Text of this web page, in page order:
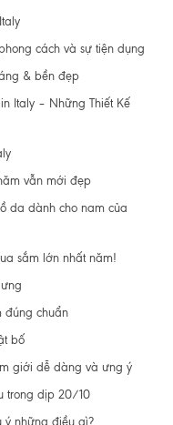
cách và sự tiện dụng
& bền đẹp
Italy – Những Thiết Kế
vẫn mới đẹp
da dành cho nam của
sắm lớn nhất năm!
đúng chuẩn
bố
giới dễ dàng và ưng ý
trong dịp 20/10
ý những điều gì?